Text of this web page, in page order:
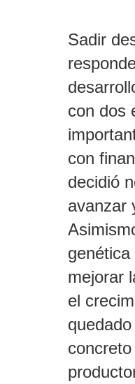
Sadir
con dos
con
decidió
avanzar
mejorar
el